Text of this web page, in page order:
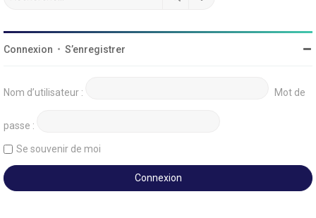
Connexion • S’enregistrer
Nom d’utilisateur : Mot de
passe :
Se souvenir de moi